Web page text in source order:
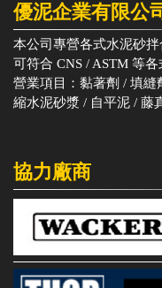
優泥企業有限公
本公司專營各式水泥砂
可符合 CNS / ASTM 等
營業項目：黏著劑 / 填縫
縮水泥砂漿 / 自平泥 / 藤
協力廠商